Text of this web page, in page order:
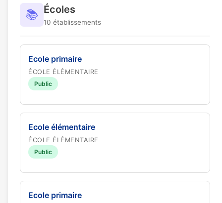
📚 Écoles
10 établissements
Ecole primaire
ÉCOLE ÉLÉMENTAIRE
Public
Ecole élémentaire
ÉCOLE ÉLÉMENTAIRE
Public
Ecole primaire